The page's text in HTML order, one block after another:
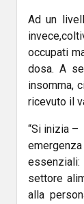
Ad un
occupati
dosa. A
insomma,
ricevuto il
“Si inizia –
essenziali:
settore
alla